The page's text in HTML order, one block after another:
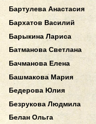
Бартулева Анастасия
Бархатов Василий
Барыкина Лариса
Батманова Светлана
Бачманова Елена
Башмакова Мария
Бедерова Юлия
Безрукова Людмила
Белан Ольга